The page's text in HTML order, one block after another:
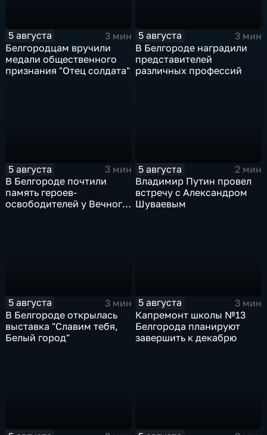
5 августа
3 мин
Белгородцам вручили
медали общественного
признания "Отец солдата"
5 августа
3 мин
В Белгороде наградили
представителей
различных профессий
5 августа
3 мин
В Белгороде почтили
память героев-
освободителей у Вечного
5 августа
2 мин
Владимир Путин провел
встречу с Александром
Шуваевым
5 августа
3 мин
В Белгороде открылась
выставка "Славим тебя,
Белый город"
5 августа
3 мин
Капремонт школы №13
Белгорода планируют
завершить к декабрю